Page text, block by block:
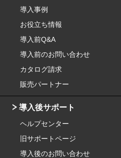
導入事例
お役立ち情報
導入前Q&A
導入前のお問い合わせ
カタログ請求
販売パートナー
導入後サポート
ヘルプセンター
旧サポートページ
導入後のお問い合わせ